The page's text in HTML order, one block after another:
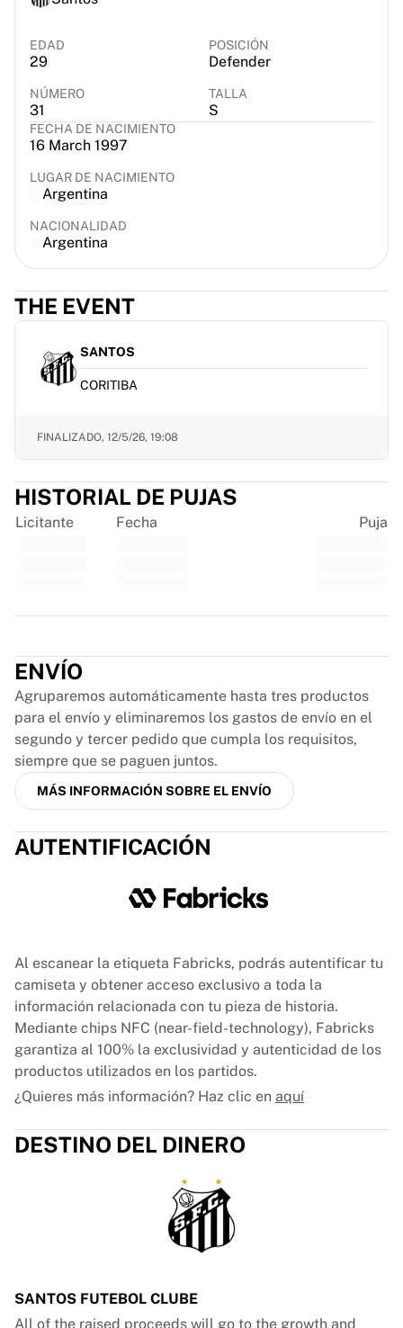
Soudal Quick Step
EF Education
Team Jayco AlUla
Ver todo el ciclismo
Rugby
France Rugby
Gloucester Rugby
Bath Rugby
ASM Clermont Auvergne
Harlequins
Ver todo el rugby
Críquet
Críquet de Inglaterra
Delhi Capitals
West Indies
Críquet de Irlanda
Ver todo el críquet
Hockey sobre hielo
Tre Kronor
NHL Alumni
Ver todo el hockey sobre hielo
Otro
Glory Kickboxing
EDAD
29
POSICIÓN
Defender
NÚMERO
31
TALLA
S
FECHA DE NACIMIENTO
16 March 1997
LUGAR DE NACIMIENTO
Argentina
NACIONALIDAD
Argentina
THE EVENT
SANTOS
CORITIBA
FINALIZADO, 12/5/26, 19:08
HISTORIAL DE PUJAS
Licitante Fecha Puja
ENVÍO
Agruparemos automáticamente hasta tres productos
para el envío y eliminaremos los gastos de envío en el
segundo y tercer pedido que cumpla los requisitos,
siempre que se paguen juntos.
MÁS INFORMACIÓN SOBRE EL ENVÍO
AUTENTIFICACIÓN
Al escanear la etiqueta Fabricks, podrás autentificar tu
camiseta y obtener acceso exclusivo a toda la
información relacionada con tu pieza de historia.
Mediante chips NFC (near-field-technology), Fabricks
garantiza al 100% la exclusividad y autenticidad de los
productos utilizados en los partidos.
¿Quieres más información? Haz clic en aquí
DESTINO DEL DINERO
SANTOS FUTEBOL CLUBE
All of the raised proceeds will go to the growth and